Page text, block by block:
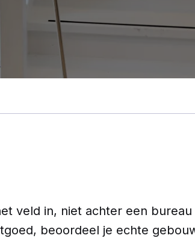
veld in, niet achter een bureau
beoordeel je echte